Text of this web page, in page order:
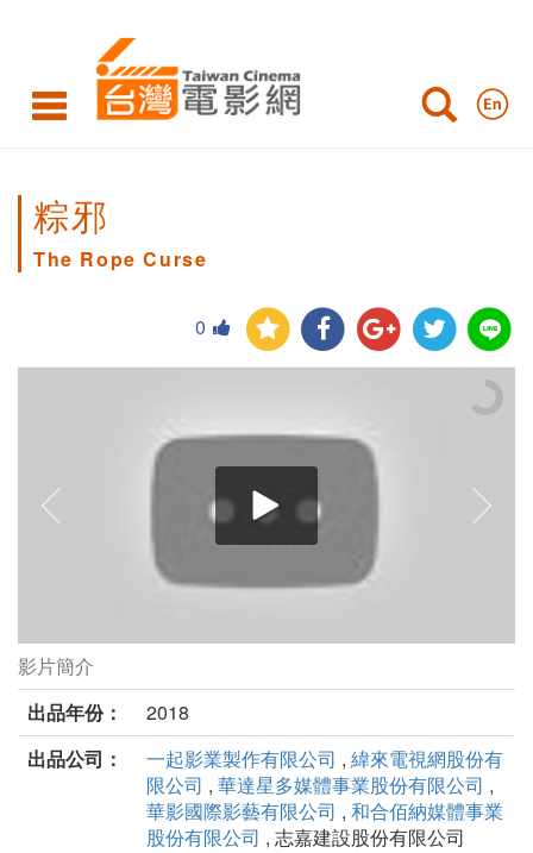
粽邪
The Rope Curse
0
粽邪劇照
影片簡介
出品年份：
2018
出品公司：
一起影業製作有限公司 , 緯來電視網股份有
限公司 , 華達星多媒體事業股份有限公司 ,
華影國際影藝有限公司 , 和合佰納媒體事業
股份有限公司 , 志嘉建設股份有限公司